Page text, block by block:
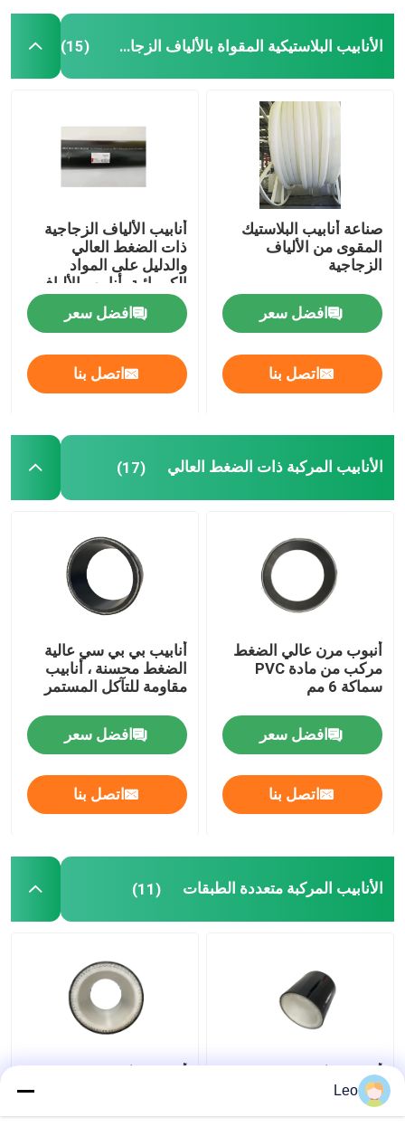
الأنابيب البلاستيكية المقواة بالألياف الزجاجية (15)
صناعة أنابيب البلاستيك
المقوى من الألياف
الزجاجية
افضل سعر
اتصل بنا
أنابيب الألياف الزجاجية
ذات الضغط العالي
والدليل على المواد
الكيميائية، أنابيب الألياف
الزجاجية المركبة 459 مم
افضل سعر
اتصل بنا
الأنابيب المركبة ذات الضغط العالي (17)
أنبوب مرن عالي الضغط
مركب من مادة PVC
سماكة 6 مم
افضل سعر
اتصل بنا
أنابيب بي بي سي عالية
الضغط محسنة ، أنابيب
مقاومة للتآكل المستمر
افضل سعر
اتصل بنا
الأنابيب المركبة متعددة الطبقات (11)
أنبوب مركب محسن
باسكال مصنوع من مادة
الطبقات ذو سطح أملس،
Leo